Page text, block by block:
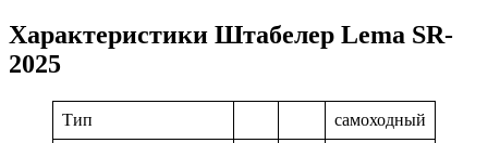
Характеристики Штабелер Lema SR-
2025
Тип самоходный